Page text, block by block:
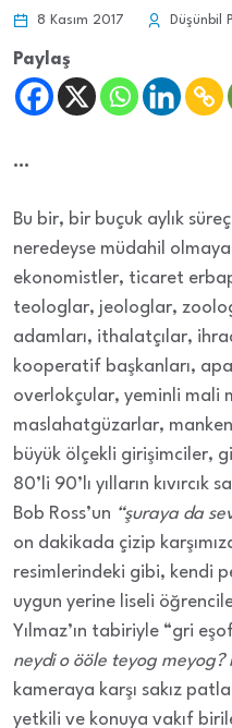
8 Kasım 2017 Düşünbil
Paylaş
…
Bu bir, bir buçuk aylık
neredeyse müdahil
ekonomistler, ticaret
teologlar, jeologlar,
adamları, ithalatçılar,
kooperatif başkanları,
overlokçular, yeminli mali
maslahatgüzarlar,
büyük ölçekli girişimciler,
80’li 90’lı yılların kıvırcık
Bob Ross’un “şuraya da
on dakikada çizip
resimlerindeki gibi, kendi
uygun yerine liseli
Yılmaz’ın tabiriyle “gri
neydi o ööle teyog meyog?
kameraya karşı sakız
yetkili ve konuya vakıf